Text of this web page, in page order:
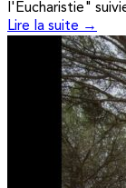
l'Eucharistie"
Lire la suite →